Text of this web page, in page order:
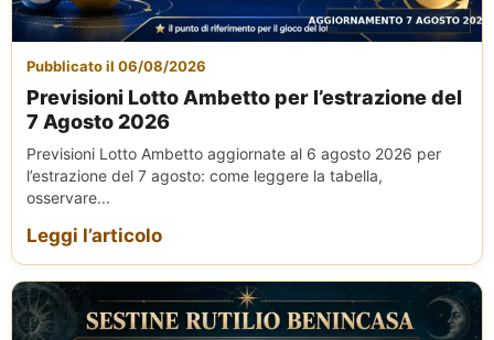
Pubblicato il 06/08/2026
Previsioni Lotto Ambetto per l’estrazione del
7 Agosto 2026
Previsioni Lotto Ambetto aggiornate al 6 agosto 2026 per
l’estrazione del 7 agosto: come leggere la tabella,
osservare...
Leggi l’articolo